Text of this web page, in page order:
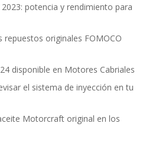
potencia y rendimiento para
originales FOMOCO
disponible en Motores Cabriales
el sistema de inyección en tu
Motorcraft original en los